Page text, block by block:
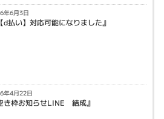
年6月3日
d払い】対応可能になりました』
年4月22日
き枠お知らせLINE 結成』